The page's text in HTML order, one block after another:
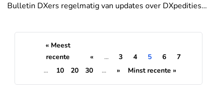
Bulletin DXers regelmatig van updates over DXpedities…
« Meest
recente
« ... 3 4 5 6
7
...
10 20 30 ... » Minst recente »